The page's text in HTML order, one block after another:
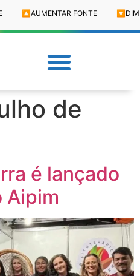
🔼 AUMENTAR FONTE 🔽
de
é lançado
Aipim